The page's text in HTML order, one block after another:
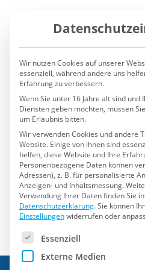
Wir nutzen Cookies auf unserer
essenziell, während andere uns
Erfahrung zu verbessern.
Wenn Sie unter 16 Jahre alt sind
Diensten geben möchten, müssen
um Erlaubnis bitten.
Wir verwenden Cookies und andere
Website. Einige von ihnen sind
helfen, diese Website und Ihre
Personenbezogene Daten können
Adressen), z. B. für personalisierte
Anzeigen- und Inhaltsmessung.
Verwendung Ihrer Daten finden Sie
Datenschutzerklärung.Sie können
Einstellungenwiderrufen oder
Es folgt eine Liste der
Essenziell
Externe Medien